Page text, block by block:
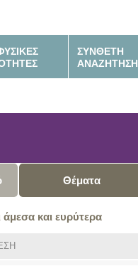
ΣΥΝΘΕΤΗ
ΑΝΑΖΗΤΗΣΗ
Θέματα
άμεσα και ευρύτερα